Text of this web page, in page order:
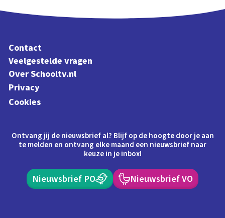
Contact
Veelgestelde vragen
Over Schooltv.nl
Privacy
Cookies
Ontvang jij de nieuwsbrief al? Blijf op de hoogte door je aan
te melden en ontvang elke maand een nieuwsbrief naar
keuze in je inbox!
Nieuwsbrief PO Nieuwsbrief VO